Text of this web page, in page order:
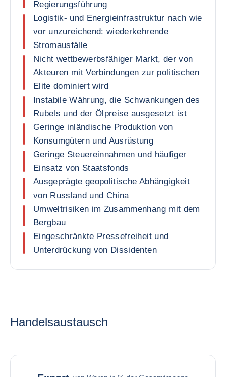
Regierungsführung
Logistik- und Energieinfrastruktur nach wie
vor unzureichend: wiederkehrende
Stromausfälle
Nicht wettbewerbsfähiger Markt, der von
Akteuren mit Verbindungen zur politischen
Elite dominiert wird
Instabile Währung, die Schwankungen des
Rubels und der Ölpreise ausgesetzt ist
Geringe inländische Produktion von
Konsumgütern und Ausrüstung
Geringe Steuereinnahmen und häufiger
Einsatz von Staatsfonds
Ausgeprägte geopolitische Abhängigkeit
von Russland und China
Umweltrisiken im Zusammenhang mit dem
Bergbau
Eingeschränkte Pressefreiheit und
Unterdrückung von Dissidenten
Handelsaustausch